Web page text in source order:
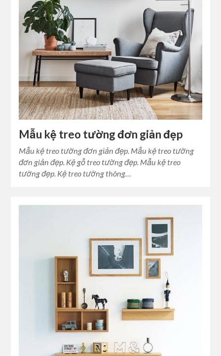
Mẫu kệ treo tường đơn giản đẹp
Mẫu kệ treo tường đơn giản đẹp. Mẫu kệ treo tường
đơn giản đẹp. Kệ gỗ treo tường đẹp. Mẫu kệ treo
tường đẹp. Kệ treo tường thông…